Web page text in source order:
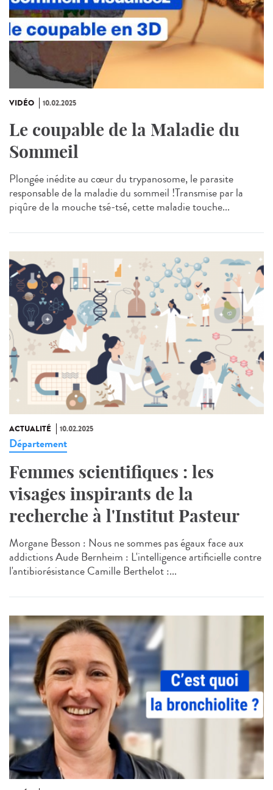
VIDÉO 10.02.2025
Le coupable de la Maladie du
Sommeil
Plongée inédite au cœur du trypanosome, le parasite
responsable de la maladie du sommeil !Transmise par la
piqûre de la mouche tsé-tsé, cette maladie touche...
ACTUALITÉ 10.02.2025
Département
Femmes scientifiques : les
visages inspirants de la
recherche à l'Institut Pasteur
Morgane Besson : Nous ne sommes pas égaux face aux
addictions Aude Bernheim : L'intelligence artificielle contre
l'antibiorésistance Camille Berthelot :...